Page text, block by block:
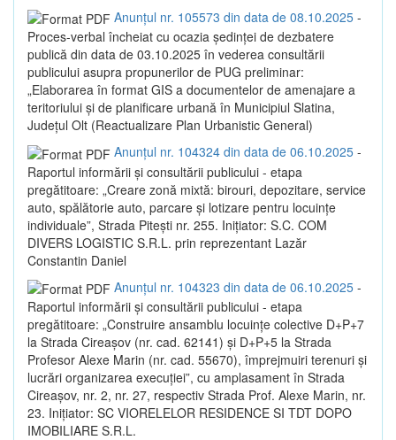
Anunțul nr. 105573 din data de 08.10.2025 -
Proces-verbal încheiat cu ocazia ședinței de dezbatere
publică din data de 03.10.2025 în vederea consultării
publicului asupra propunerilor de PUG preliminar:
„Elaborarea în format GIS a documentelor de amenajare a
teritoriului și de planificare urbană în Municipiul Slatina,
Județul Olt (Reactualizare Plan Urbanistic General)
Anunțul nr. 104324 din data de 06.10.2025 -
Raportul informării și consultării publicului - etapa
pregătitoare: „Creare zonă mixtă: birouri, depozitare, service
auto, spălătorie auto, parcare și lotizare pentru locuințe
individuale”, Strada Pitești nr. 255. Inițiator: S.C. COM
DIVERS LOGISTIC S.R.L. prin reprezentant Lazăr
Constantin Daniel
Anunțul nr. 104323 din data de 06.10.2025 -
Raportul informării și consultării publicului - etapa
pregătitoare: „Construire ansamblu locuințe colective D+P+7
la Strada Cireașov (nr. cad. 62141) și D+P+5 la Strada
Profesor Alexe Marin (nr. cad. 55670), împrejmuiri terenuri și
lucrări organizarea execuției”, cu amplasament în Strada
Cireașov, nr. 2, nr. 27, respectiv Strada Prof. Alexe Marin, nr.
23. Inițiator: SC VIORELELOR RESIDENCE SI TDT DOPO
IMOBILIARE S.R.L.